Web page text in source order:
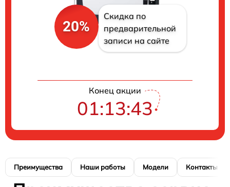
20%
Скидка по
предварительной
записи на сайте
Конец акции
01:13:43
Преимущества Наши работы Модели Контакты